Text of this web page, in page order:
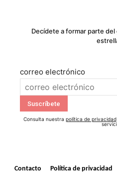
Decídete a formar parte
correo electrónico
Consulta nuestra política de privacidad
Contacto Política de privacidad